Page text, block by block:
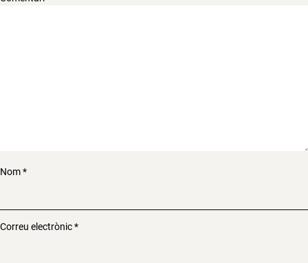
Nom*
Correu electrònic*